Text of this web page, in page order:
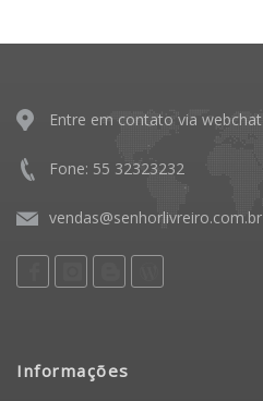
Entre em contato via webchat
Fone: 55 32323232
vendas@senhorlivreiro.com.br
Informações